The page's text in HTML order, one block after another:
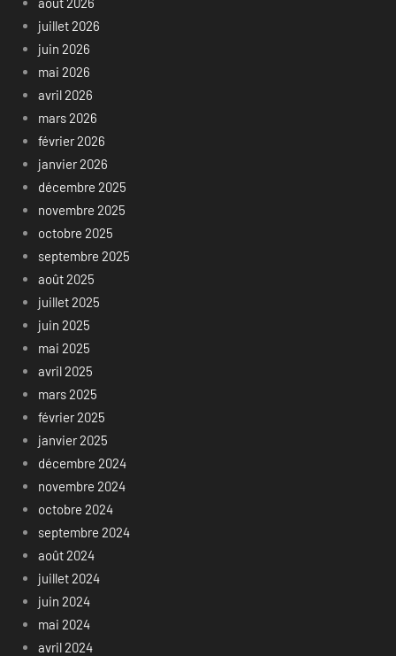
juillet 2026
juin 2026
mai 2026
avril 2026
mars 2026
février 2026
janvier 2026
décembre 2025
novembre 2025
octobre 2025
septembre 2025
août 2025
juillet 2025
juin 2025
mai 2025
avril 2025
mars 2025
février 2025
janvier 2025
décembre 2024
novembre 2024
octobre 2024
septembre 2024
août 2024
juillet 2024
juin 2024
mai 2024
avril 2024